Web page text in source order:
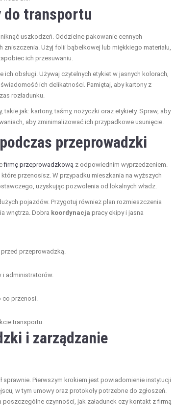
do transportu
uszkodzeń. Oddzielne pakowanie cennych
Użyj folii bąbelkowej lub miękkiego materiału,
ich przesuwaniu.
obsługi. Używaj czytelnych etykiet w jasnych kolorach,
ich delikatności. Pamiętaj, aby kartony z
rozładunku.
jak: kartony, taśmy, nożyczki oraz etykiety. Spraw, aby
aby zminimalizować ich przypadkowe usunięcie.
przeprowadzki
firmę przeprowadzkową z odpowiednim wyprzedzeniem.
przenosisz. W przypadku mieszkania na wyższych
uzyskując pozwolenia od lokalnych władz.
pojazdów. Przygotuj również plan rozmieszczenia
wnętrza. Dobra koordynacja pracy ekipy i jasna
przeprowadzką.
i administratorów.
co przenosi.
transportu.
i zarządzanie
sprawnie. Pierwszym krokiem jest powiadomienie instytucji
w tym umowy oraz protokoły potrzebne do zgłoszeń.
czynności, jak załadunek czy kontakt z firmą